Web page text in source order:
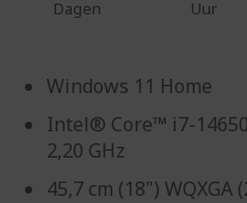
Dagen Uur
Windows 11 Home
Intel® Core™ i7-
2,20 GHz
45,7 cm (18") WQXGA